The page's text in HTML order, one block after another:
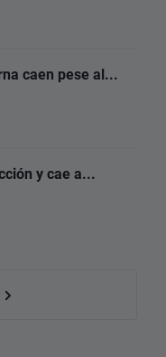
caen pese al...
y cae a...